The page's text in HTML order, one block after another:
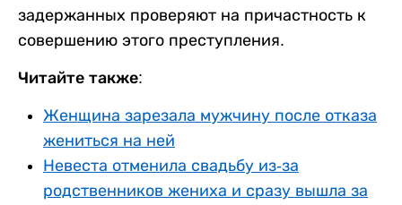
задержанных проверяют на причастность к
совершению этого преступления.
Читайте также:
Женщина зарезала мужчину после отказа
жениться на ней
Невеста отменила свадьбу из-за
родственников жениха и сразу вышла за